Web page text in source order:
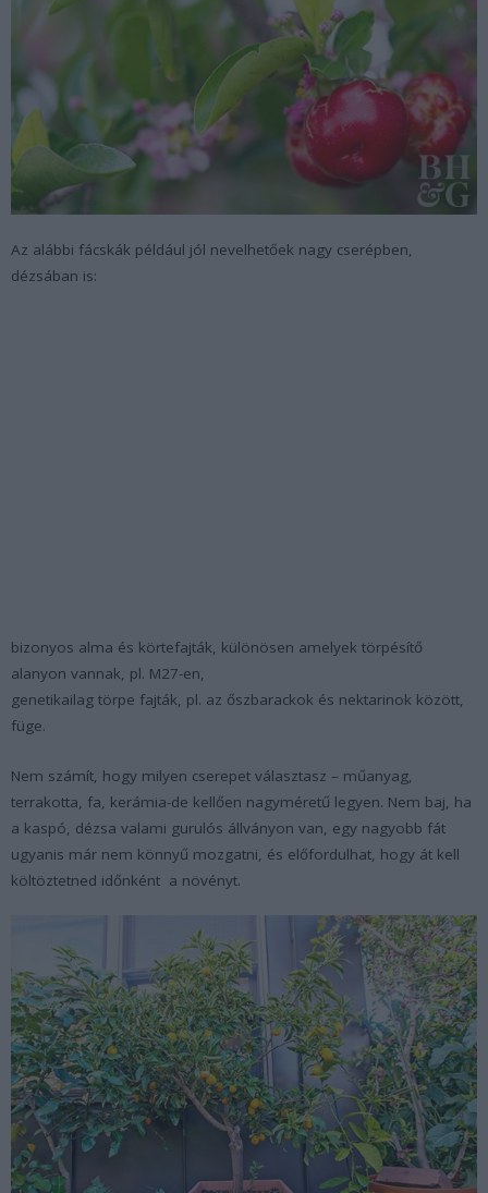
Az alábbi fácskák például jól nevelhetőek nagy cserépben,
dézsában is:
bizonyos alma és körtefajták, különösen amelyek törpésítő
alanyon vannak, pl. M27-en,
genetikailag törpe fajták, pl. az őszbarackok és nektarinok között,
füge.
Nem számít, hogy milyen cserepet választasz – műanyag,
terrakotta, fa, kerámia-de kellően nagyméretű legyen. Nem baj, ha
a kaspó, dézsa valami gurulós állványon van, egy nagyobb fát
ugyanis már nem könnyű mozgatni, és előfordulhat, hogy át kell
költöztetned időnként a növényt.